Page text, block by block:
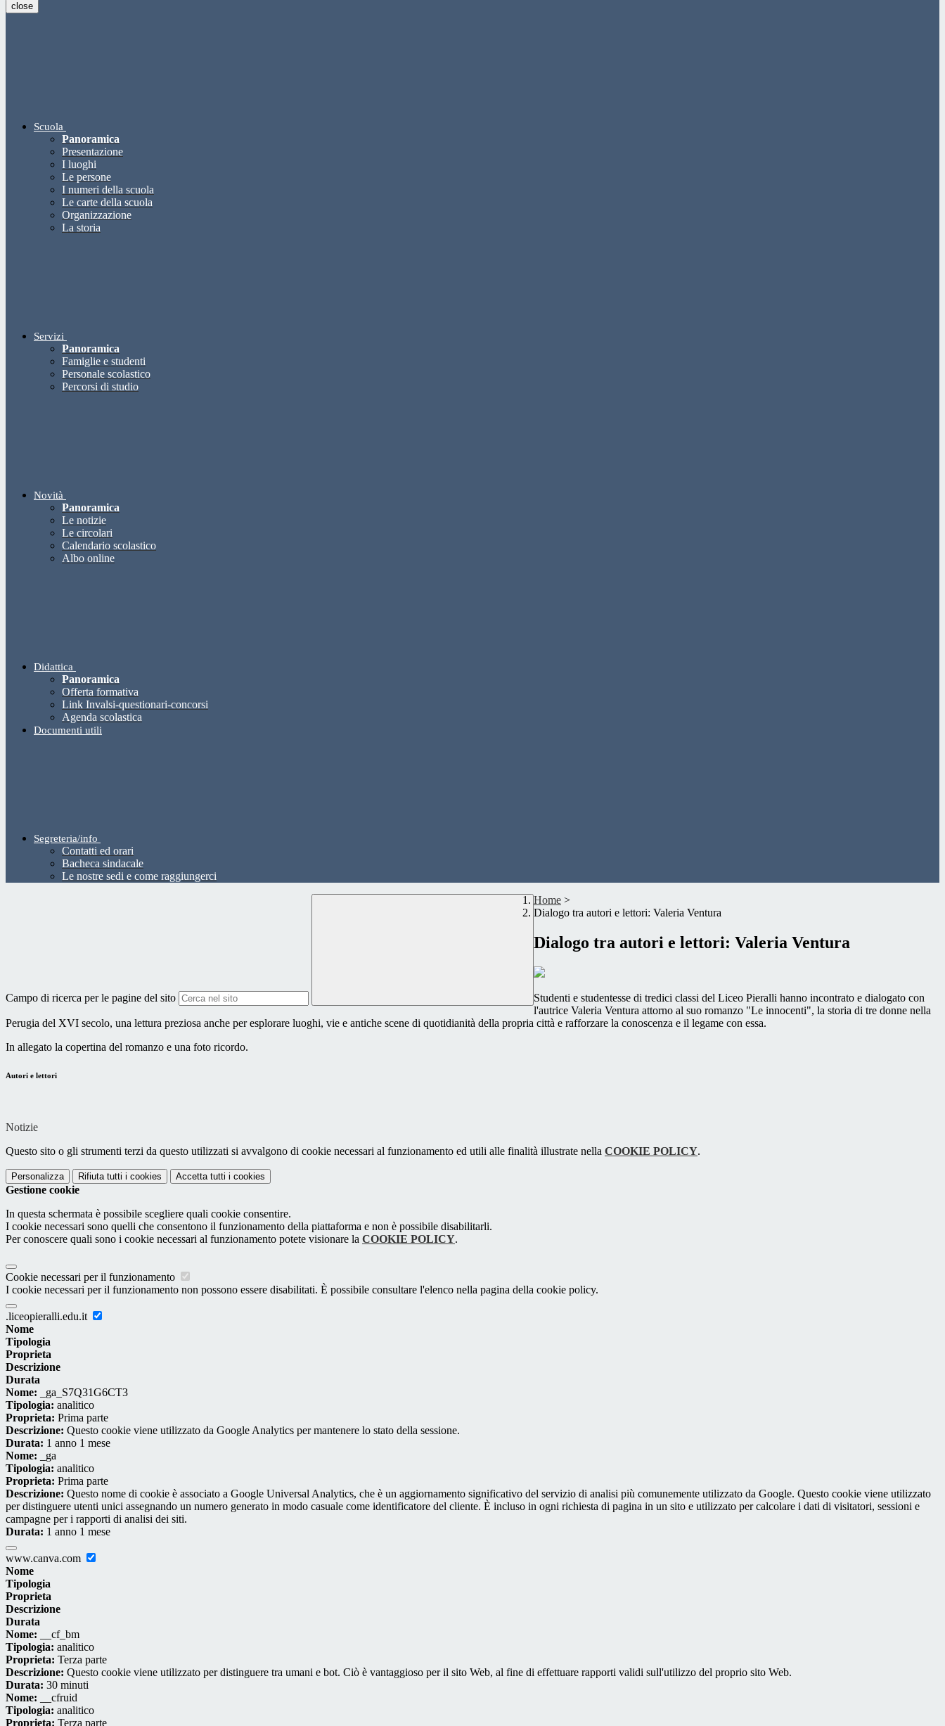
close
Scuola
Panoramica
Presentazione
I luoghi
Le persone
I numeri della scuola
Le carte della scuola
Organizzazione
La storia
Servizi
Panoramica
Famiglie e studenti
Personale scolastico
Percorsi di studio
Novità
Panoramica
Le notizie
Le circolari
Calendario scolastico
Albo online
Didattica
Panoramica
Offerta formativa
Link Invalsi-questionari-concorsi
Agenda scolastica
Documenti utili
Segreteria/info
Contatti ed orari
Bacheca sindacale
Le nostre sedi e come raggiungerci
Campo di ricerca per le pagine del sito
Home >
Dialogo tra autori e lettori: Valeria Ventura
Dialogo tra autori e lettori: Valeria Ventura
Studenti e studentesse di tredici classi del Liceo Pieralli hanno incontrato e dialogato con
l'autrice Valeria Ventura attorno al suo romanzo "Le innocenti", la storia di tre donne nella
Perugia del XVI secolo, una lettura preziosa anche per esplorare luoghi, vie e antiche scene di quotidianità della propria città e rafforzare la conoscenza e il legame con essa.
In allegato la copertina del romanzo e una foto ricordo.
Autori e lettori
Notizie
Questo sito o gli strumenti terzi da questo utilizzati si avvalgono di cookie necessari al funzionamento ed utili alle finalità illustrate nella COOKIE POLICY.
Personalizza Rifiuta tutti i cookies Accetta tutti i cookies
Gestione cookie
In questa schermata è possibile scegliere quali cookie consentire.
I cookie necessari sono quelli che consentono il funzionamento della piattaforma e non è possibile disabilitarli.
Per conoscere quali sono i cookie necessari al funzionamento potete visionare la COOKIE POLICY.
Cookie necessari per il funzionamento
I cookie necessari per il funzionamento non possono essere disabilitati. È possibile consultare l'elenco nella pagina della cookie policy.
.liceopieralli.edu.it
Nome
Tipologia
Proprieta
Descrizione
Durata
Nome: _ga_S7Q31G6CT3
Tipologia: analitico
Proprieta: Prima parte
Descrizione: Questo cookie viene utilizzato da Google Analytics per mantenere lo stato della sessione.
Durata: 1 anno 1 mese
Nome: _ga
Tipologia: analitico
Proprieta: Prima parte
Descrizione: Questo nome di cookie è associato a Google Universal Analytics, che è un aggiornamento significativo del servizio di analisi più comunemente utilizzato da Google. Questo cookie viene utilizzato
per distinguere utenti unici assegnando un numero generato in modo casuale come identificatore del cliente. È incluso in ogni richiesta di pagina in un sito e utilizzato per calcolare i dati di visitatori, sessioni e
campagne per i rapporti di analisi dei siti.
Durata: 1 anno 1 mese
www.canva.com
Nome
Tipologia
Proprieta
Descrizione
Durata
Nome: __cf_bm
Tipologia: analitico
Proprieta: Terza parte
Descrizione: Questo cookie viene utilizzato per distinguere tra umani e bot. Ciò è vantaggioso per il sito Web, al fine di effettuare rapporti validi sull'utilizzo del proprio sito Web.
Durata: 30 minuti
Nome: __cfruid
Tipologia: analitico
Proprieta: Terza parte